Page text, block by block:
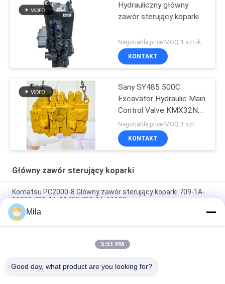
Hydrauliczny główny
zawór sterujący koparki
Negotiable price MOQ:1 sztuk
KONTAKT
Sany SY485 500C
Excavator Hydraulic Main
Control Valve KMX32NA
High Quality
Negotiable price MOQ:1 szt
KONTAKT
Główny zawór sterujący koparki
Komatsu PC2000-8 Główny zawór sterujący koparki 709-1A-
11300 709-1A-11400 709-1A-11100
PC160LC-7 PC160-7 Wynęgarka z zawórami sterującymi
Komatsu, 723-57-16100 Główne części wykopalni
VOE14541591 Główny zawór sterujący koparki dla Volvo
Mila
5:51 PM
Good day, what product are you looking for?